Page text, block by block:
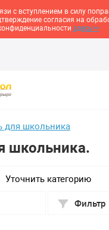
с вступлением в силу
согласия на
здесь>>
для школьника
школьника.
Уточнить категорию
Фильтр